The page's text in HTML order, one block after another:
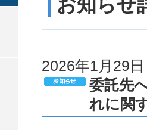
お知らせ
2026年1月29日
委託先
れに関